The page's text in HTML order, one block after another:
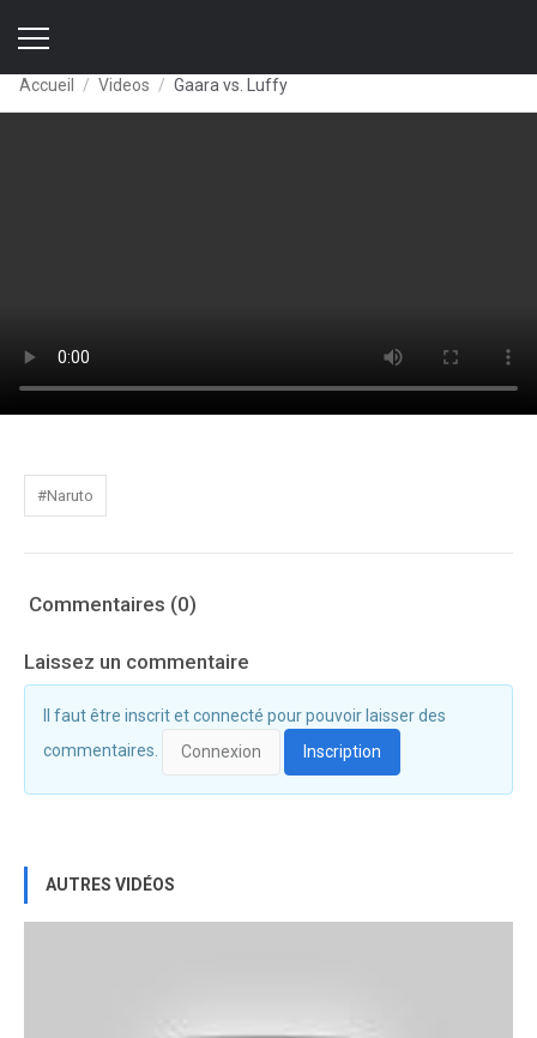
Accueil Videos Gaara vs. Luffy
#Naruto
Commentaires (0)
Laissez un commentaire
Il faut être inscrit et connecté pour pouvoir laisser des
commentaires.
Connexion Inscription
AUTRES VIDÉOS